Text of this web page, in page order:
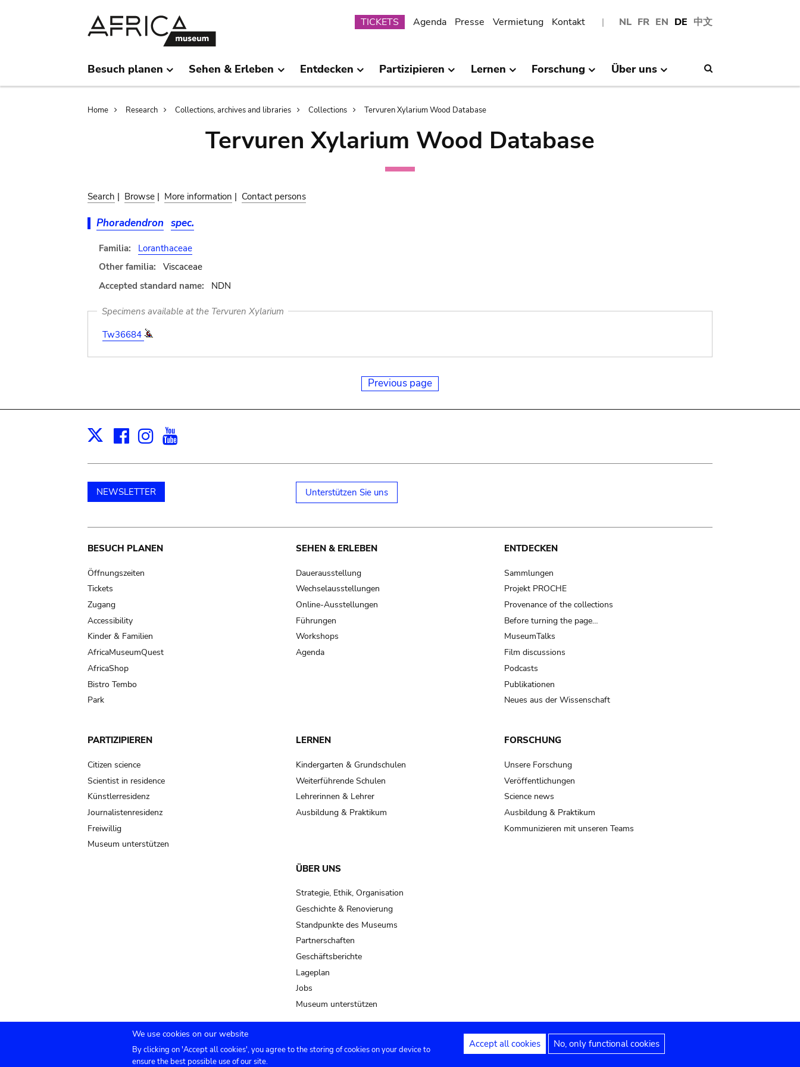
NL FR EN DE 中文
Submenu
TICKETS Agenda Presse Vermietung Kontakt
Besuch planen Sehen & Erleben Entdecken Partizipieren Lernen Forschung Über uns
Breadcrumb
Home Research Collections, archives and libraries Collections Tervuren Xylarium Wood Database
Tervuren Xylarium Wood Database
Search | Browse | More information | Contact persons
Phoradendron spec.
Familia:
Loranthaceae
Other familia:
Viscaceae
Accepted standard name:
NDN
Specimens available at the Tervuren Xylarium
Tw36684
Previous page
X Facebook
Instagram
NEWSLETTER Unterstützen Sie uns
Main
navigation
BESUCH PLANEN
Öffnungszeiten
Tickets
Zugang
Accessibility
Kinder & Familien
AfricaMuseumQuest
AfricaShop
Bistro Tembo
Park
SEHEN & ERLEBEN
Dauerausstellung
Wechselausstellungen
Online-Ausstellungen
Führungen
Workshops
Agenda
ENTDECKEN
Sammlungen
Projekt PROCHE
Provenance of the collections
Before turning the page…
MuseumTalks
Film discussions
Podcasts
Publikationen
Neues aus der Wissenschaft
PARTIZIPIEREN
Citizen science
Scientist in residence
Künstlerresidenz
Journalistenresidenz
Freiwillig
Museum unterstützen
LERNEN
Kindergarten & Grundschulen
Weiterführende Schulen
Lehrerinnen & Lehrer
Ausbildung & Praktikum
FORSCHUNG
Unsere Forschung
Veröffentlichungen
Science news
Ausbildung & Praktikum
Kommunizieren mit unseren Teams
ÜBER UNS
Strategie, Ethik, Organisation
Geschichte & Renovierung
Standpunkte des Museums
Partnerschaften
Geschäftsberichte
Lageplan
Jobs
Museum unterstützen
Submenu
Agenda Presse Vermietung Kontakt Privacy settings Rechtliche Hinweise Erklärung zur Barrierefreiheit
We use cookies on our website
By clicking on 'Accept all cookies', you agree to the storing of cookies on your device to
ensure the best possible use of our site.
Accept all cookies No, only functional cookies